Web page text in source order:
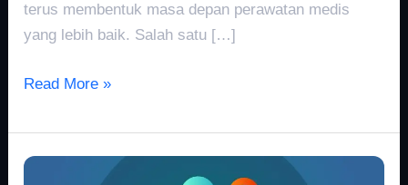
terus membentuk masa depan perawatan medis
yang lebih baik. Salah satu […]
Read More »
Asisten